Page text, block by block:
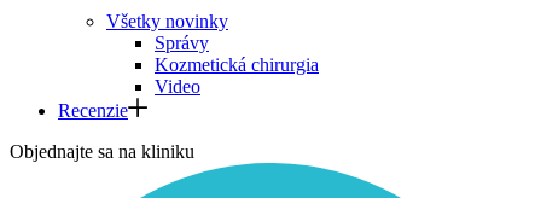
Všetky novinky
Správy
Kozmetická chirurgia
Video
Recenzie
Objednajte sa na kliniku